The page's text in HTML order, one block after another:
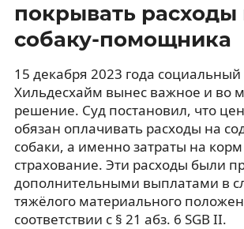
покрывать расходы
собаку-помощника
15 декабря 2023 года социальный
Хильдесхайм вынес важное и во
решение. Суд постановил, что
обязан оплачивать расходы на
собаки, а именно затраты на
страхование. Эти расходы были
дополнительными выплатами в
тяжёлого материального
соответствии с § 21 абз. 6 SGB II.